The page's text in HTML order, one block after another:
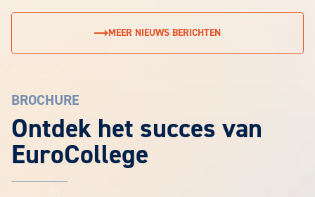
MEER NIEUWS BERICHTEN
EuroCollege Brochure aanvragen
BROCHURE
Ontdek het succes van
EuroCollege